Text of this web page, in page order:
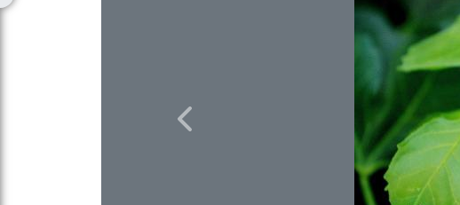
Previous